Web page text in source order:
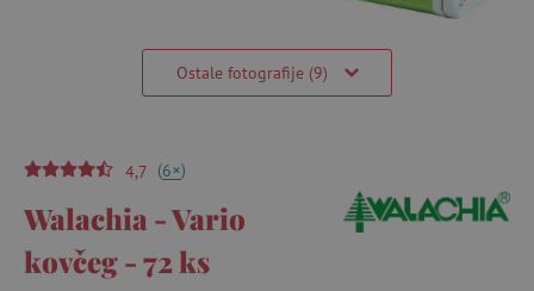
Ostale fotografije (9)
4,7 (6+)
Walachia - Vario
kovčeg - 72 ks